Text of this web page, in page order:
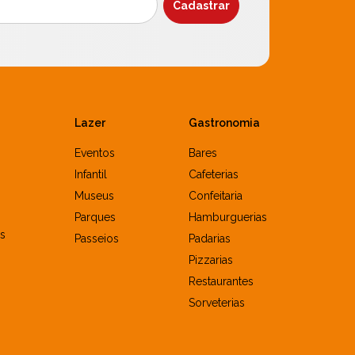
Lazer
Eventos
Infantil
Museus
Parques
Passeios
Gastronomia
Bares
Cafeterias
Confeitaria
Hamburguerias
Padarias
Pizzarias
Restaurantes
Sorveterias